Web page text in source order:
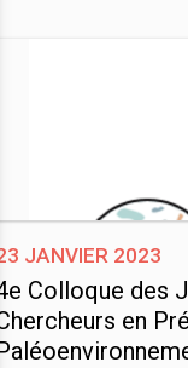
janvier 2023
Colloque des
en